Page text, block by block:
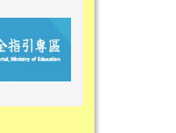
https://
https://eliteracy.edu.tw/
https://
https://10000.gov.tw/
https://eliteracy.edu.tw/
https://10000.gov.tw/
https://
https://
https://i.win.org.tw/
https://
https://
https://
https://